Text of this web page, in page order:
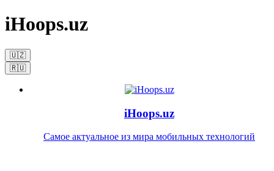
iHoops.uz
🇺🇿
🇷🇺
iHoops.uz
Самое актуальное из мира мобильных технологий